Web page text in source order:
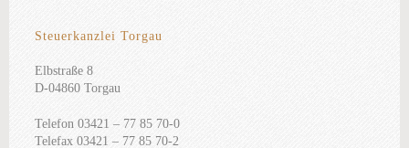
Steuerkanzlei Torgau
Elbstraße 8
D-04860 Torgau
Telefon 03421 – 77 85 70-0
Telefax 03421 – 77 85 70-2